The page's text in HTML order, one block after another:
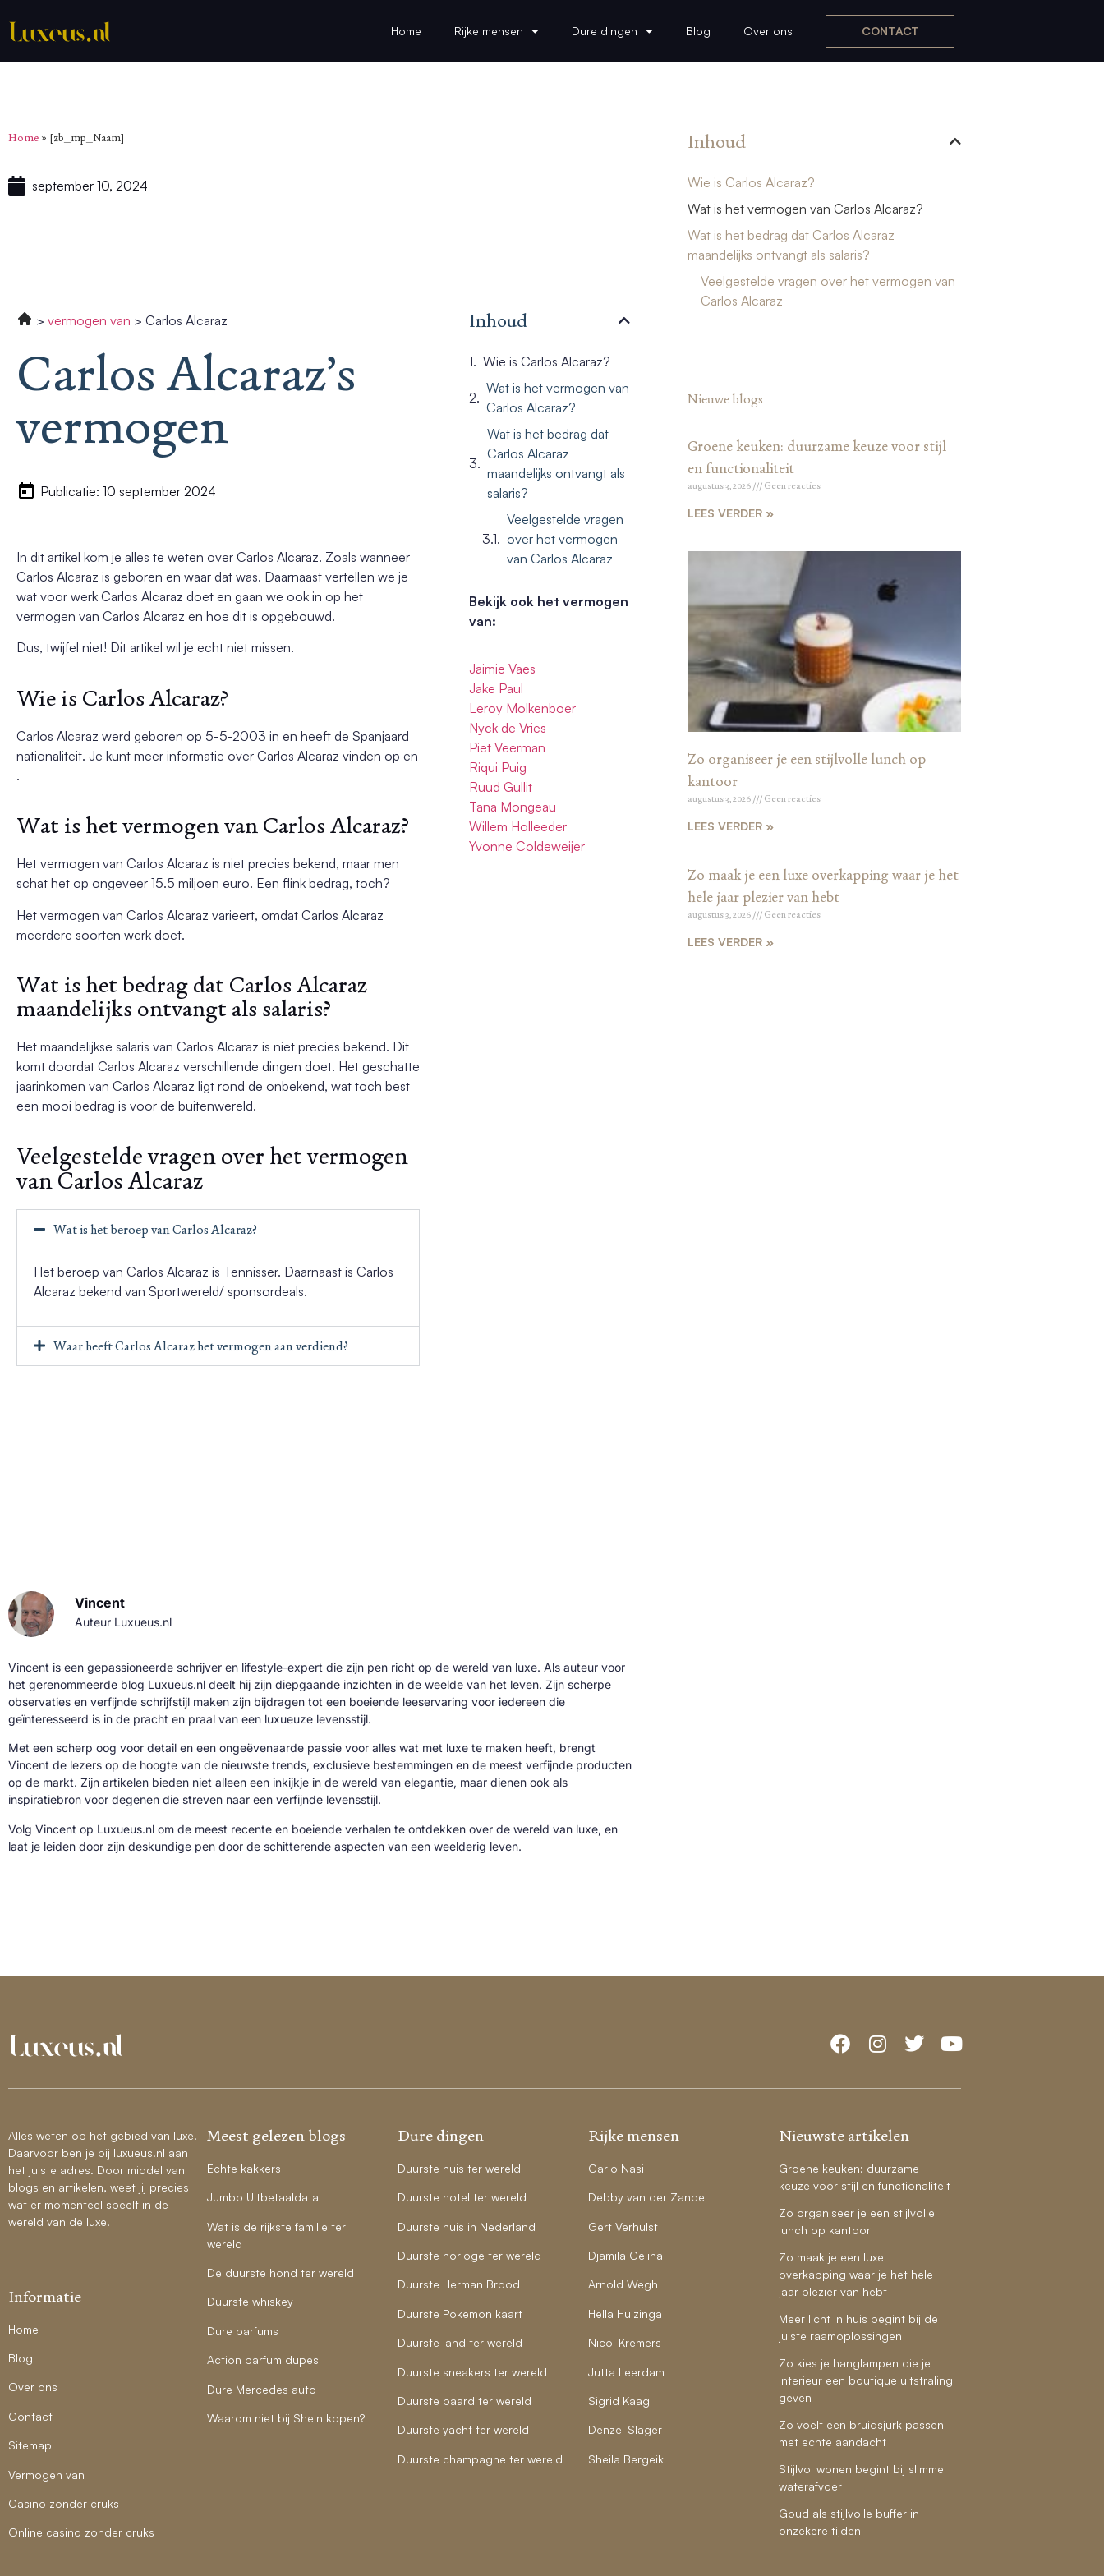
Home Rijke mensen Dure dingen Blog Over ons CONTACT
Home » [zb_mp_Naam]
september 10, 2024
vermogen van Carlos Alcaraz
Carlos Alcaraz’s
vermogen
Publicatie: 10 september 2024
In dit artikel kom je alles te weten over Carlos Alcaraz. Zoals wanneer
Carlos Alcaraz is geboren en waar dat was. Daarnaast vertellen we je
wat voor werk Carlos Alcaraz doet en gaan we ook in op het
vermogen van Carlos Alcaraz en hoe dit is opgebouwd.
Dus, twijfel niet! Dit artikel wil je echt niet missen.
Wie is Carlos Alcaraz?
Carlos Alcaraz werd geboren op 5-5-2003 in en heeft de Spanjaard
nationaliteit. Je kunt meer informatie over Carlos Alcaraz vinden op en
.
Wat is het vermogen van Carlos Alcaraz?
Het vermogen van Carlos Alcaraz is niet precies bekend, maar men
schat het op ongeveer 15.5 miljoen euro. Een flink bedrag, toch?
Het vermogen van Carlos Alcaraz varieert, omdat Carlos Alcaraz
meerdere soorten werk doet.
Wat is het bedrag dat Carlos Alcaraz
maandelijks ontvangt als salaris?
Het maandelijkse salaris van Carlos Alcaraz is niet precies bekend. Dit
komt doordat Carlos Alcaraz verschillende dingen doet. Het geschatte
jaarinkomen van Carlos Alcaraz ligt rond de onbekend, wat toch best
een mooi bedrag is voor de buitenwereld.
Veelgestelde vragen over het vermogen
van Carlos Alcaraz
Wat is het beroep van Carlos Alcaraz?
Het beroep van Carlos Alcaraz is Tennisser. Daarnaast is Carlos
Alcaraz bekend van Sportwereld/ sponsordeals.
Waar heeft Carlos Alcaraz het vermogen aan verdiend?
Inhoud
Wie is Carlos Alcaraz?
Wat is het vermogen van
Carlos Alcaraz?
Wat is het bedrag dat
Carlos Alcaraz
maandelijks ontvangt als
salaris?
Veelgestelde vragen
over het vermogen
van Carlos Alcaraz
Bekijk ook het vermogen
van:
Jaimie Vaes
Jake Paul
Leroy Molkenboer
Nyck de Vries
Piet Veerman
Riqui Puig
Ruud Gullit
Tana Mongeau
Willem Holleeder
Yvonne Coldeweijer
Vincent
Auteur Luxueus.nl
Vincent is een gepassioneerde schrijver en lifestyle-expert die zijn pen richt op de wereld van luxe. Als auteur voor
het gerenommeerde blog Luxueus.nl deelt hij zijn diepgaande inzichten in de weelde van het leven. Zijn scherpe
observaties en verfijnde schrijfstijl maken zijn bijdragen tot een boeiende leeservaring voor iedereen die
geïnteresseerd is in de pracht en praal van een luxueuze levensstijl.
Met een scherp oog voor detail en een ongeëvenaarde passie voor alles wat met luxe te maken heeft, brengt
Vincent de lezers op de hoogte van de nieuwste trends, exclusieve bestemmingen en de meest verfijnde producten
op de markt. Zijn artikelen bieden niet alleen een inkijkje in de wereld van elegantie, maar dienen ook als
inspiratiebron voor degenen die streven naar een verfijnde levensstijl.
Volg Vincent op Luxueus.nl om de meest recente en boeiende verhalen te ontdekken over de wereld van luxe, en
laat je leiden door zijn deskundige pen door de schitterende aspecten van een weelderig leven.
Inhoud
Wie is Carlos Alcaraz?
Wat is het vermogen van Carlos Alcaraz?
Wat is het bedrag dat Carlos Alcaraz
maandelijks ontvangt als salaris?
Veelgestelde vragen over het vermogen van
Carlos Alcaraz
Nieuwe blogs
Groene keuken: duurzame keuze voor stijl
en functionaliteit
augustus 3, 2026 Geen reacties
LEES VERDER »
Zo organiseer je een stijlvolle lunch op
kantoor
augustus 3, 2026 Geen reacties
LEES VERDER »
Zo maak je een luxe overkapping waar je het
hele jaar plezier van hebt
augustus 3, 2026 Geen reacties
LEES VERDER »
Alles weten op het gebied van luxe.
Daarvoor ben je bij luxueus.nl aan
het juiste adres. Door middel van
blogs en artikelen, weet jij precies
wat er momenteel speelt in de
wereld van de luxe.
Informatie
Home
Blog
Over ons
Contact
Sitemap
Vermogen van
Casino zonder cruks
Online casino zonder cruks
Meest gelezen blogs
Echte kakkers
Jumbo Uitbetaaldata
Wat is de rijkste familie ter
wereld
De duurste hond ter wereld
Duurste whiskey
Dure parfums
Action parfum dupes
Dure Mercedes auto
Waarom niet bij Shein kopen?
Dure dingen
Duurste huis ter wereld
Duurste hotel ter wereld
Duurste huis in Nederland
Duurste horloge ter wereld
Duurste Herman Brood
Duurste Pokemon kaart
Duurste land ter wereld
Duurste sneakers ter wereld
Duurste paard ter wereld
Duurste yacht ter wereld
Duurste champagne ter wereld
Rijke mensen
Carlo Nasi
Debby van der Zande
Gert Verhulst
Djamila Celina
Arnold Wegh
Hella Huizinga
Nicol Kremers
Jutta Leerdam
Sigrid Kaag
Denzel Slager
Sheila Bergeik
Nieuwste artikelen
Groene keuken: duurzame
keuze voor stijl en functionaliteit
Zo organiseer je een stijlvolle
lunch op kantoor
Zo maak je een luxe
overkapping waar je het hele
jaar plezier van hebt
Meer licht in huis begint bij de
juiste raamoplossingen
Zo kies je hanglampen die je
interieur een boutique uitstraling
geven
Zo voelt een bruidsjurk passen
met echte aandacht
Stijlvol wonen begint bij slimme
waterafvoer
Goud als stijlvolle buffer in
onzekere tijden